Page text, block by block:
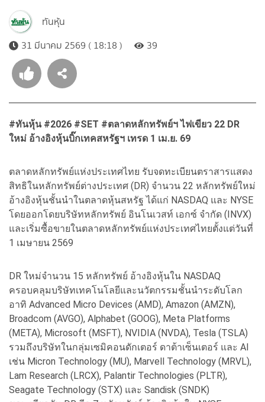
ทันหุ้น
31 มีนาคม 2569 ( 18:18 )
39
#ทันหุ้น #2026 #SET #ตลาดหลักทรัพย์ฯ ไฟเขียว 22 DR
ใหม่ อ้างอิงหุ้นบิ๊กเทคสหรัฐฯ เทรด 1 เม.ย. 69
ตลาดหลักทรัพย์แห่งประเทศไทย รับจดทะเบียนตราสารแสดง
สิทธิในหลักทรัพย์ต่างประเทศ (DR) จำนวน 22 หลักทรัพย์ใหม่
อ้างอิงหุ้นชั้นนำในตลาดหุ้นสหรัฐ ได้แก่ NASDAQ และ NYSE
โดยออกโดยบริษัทหลักทรัพย์ อินโนเวสท์ เอกซ์ จำกัด (INVX)
และเริ่มซื้อขายในตลาดหลักทรัพย์แห่งประเทศไทยตั้งแต่วันที่
1 เมษายน 2569
DR ใหม่จำนวน 15 หลักทรัพย์ อ้างอิงหุ้นใน NASDAQ
ครอบคลุมบริษัทเทคโนโลยีและนวัตกรรมชั้นนำระดับโลก
อาทิ Advanced Micro Devices (AMD), Amazon (AMZN),
Broadcom (AVGO), Alphabet (GOOG), Meta Platforms
(META), Microsoft (MSFT), NVIDIA (NVDA), Tesla (TSLA)
รวมถึงบริษัทในกลุ่มเซมิคอนดักเตอร์ ดาต้าเซ็นเตอร์ และ AI
เช่น Micron Technology (MU), Marvell Technology (MRVL),
Lam Research (LRCX), Palantir Technologies (PLTR),
Seagate Technology (STX) และ Sandisk (SNDK)